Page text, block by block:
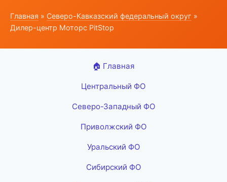
Главная » Северо-Кавказский федеральный округ »
Дилер-центр Моторс PitStop
🏠 Главная
Центральный ФО
Северо-Западный ФО
Приволжский ФО
Уральский ФО
Сибирский ФО